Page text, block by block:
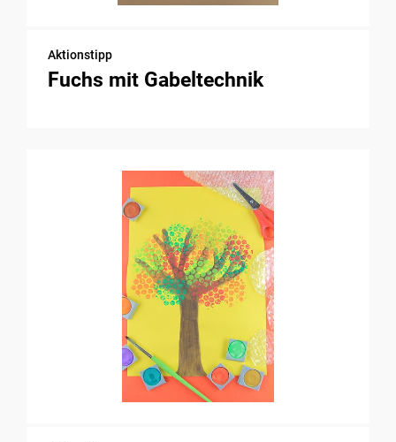
Aktionstipp
Fuchs mit Gabeltechnik